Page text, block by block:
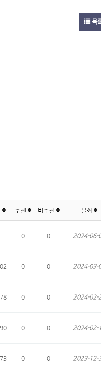
목
추천 비추천 날짜
0 0 2024-06-
0 0 2024-03-
0 0 2024-02-
0 0 2024-02-
0 0 2023-12-